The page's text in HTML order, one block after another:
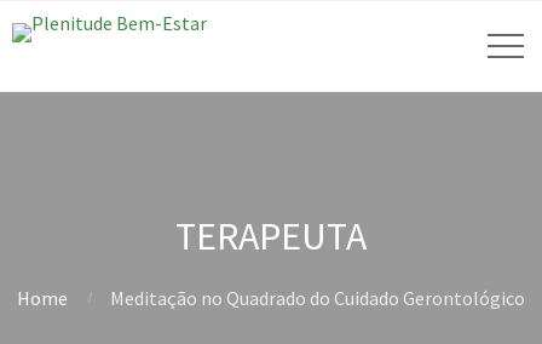
TERAPEUTA
Home Meditação no Quadrado do Cuidado Gerontológico